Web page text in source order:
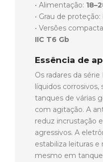
• Alimentação:
• Grau de proteção:
• Versões
IIC T6 Gb
Essência de
Os radares da
líquidos
tanques de várias
com agitação. A
reduz incrustação
agressivos. A
estabiliza leituras
mesmo em